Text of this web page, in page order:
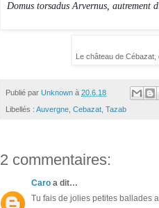
Domus torsadus Arvernus, autrement
Le château de Cébazat,
Publié par Unknown à 20.6.18
Libellés : Auvergne, Cebazat, Tazab
2 commentaires:
Caro a dit…
Tu fais de jolies petites ballades